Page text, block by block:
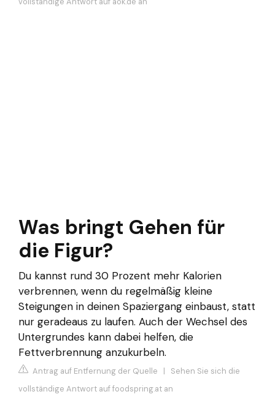
Was bringt Gehen für
die Figur?
Du kannst rund 30 Prozent mehr Kalorien
verbrennen, wenn du regelmäßig kleine
Steigungen in deinen Spaziergang einbaust, statt
nur geradeaus zu laufen. Auch der Wechsel des
Untergrundes kann dabei helfen, die
Fettverbrennung anzukurbeln.
Antrag auf Entfernung der Quelle | Sehen Sie sich die
vollständige Antwort auf foodspring.at an